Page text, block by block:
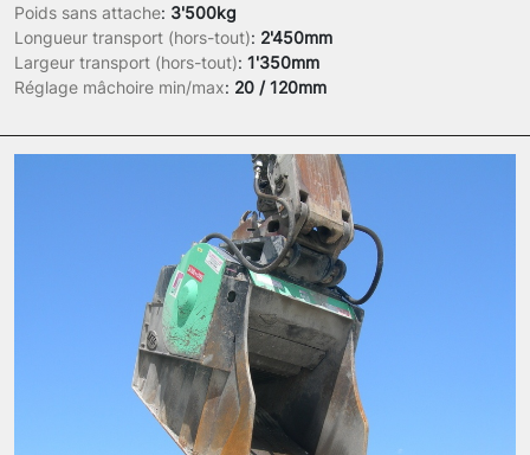
Poids sans attache: 3'500kg
Longueur transport (hors-tout): 2'450mm
Largeur transport (hors-tout): 1'350mm
Réglage mâchoire min/max: 20 / 120mm